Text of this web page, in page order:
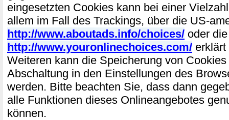
eingesetzten Cookies kann bei einer
allem im Fall des Trackings, über die US-
http://www.aboutads.info/choices/ oder
http://www.youronlinechoices.com/
Weiteren kann die Speicherung von
Abschaltung in den Einstellungen des
werden. Bitte beachten Sie, dass dann
alle Funktionen dieses Onlineangebotes
können.